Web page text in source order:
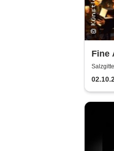
Fine